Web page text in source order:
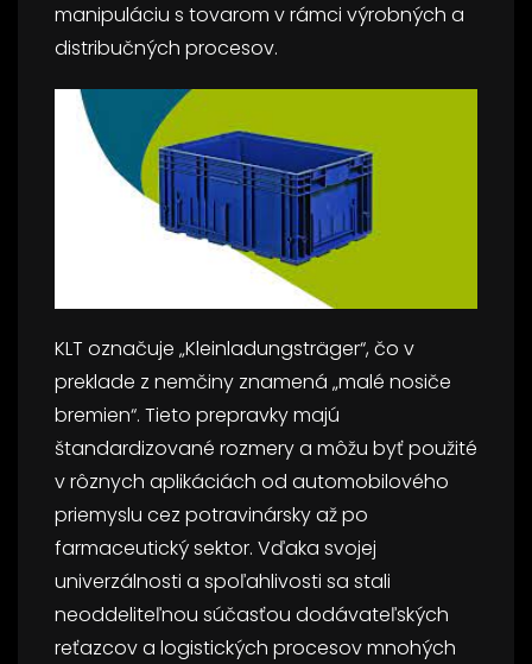
manipuláciu s tovarom v rámci výrobných a
distribučných procesov.
KLT označuje „Kleinladungsträger“, čo v
preklade z nemčiny znamená „malé nosiče
bremien“. Tieto prepravky majú
štandardizované rozmery a môžu byť použité
v rôznych aplikáciách od automobilového
priemyslu cez potravinársky až po
farmaceutický sektor. Vďaka svojej
univerzálnosti a spoľahlivosti sa stali
neoddeliteľnou súčasťou dodávateľských
reťazcov a logistických procesov mnohých